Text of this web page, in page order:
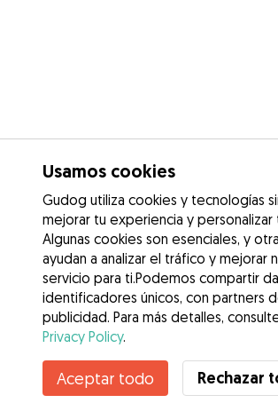
Contacta con Begoña
¿Conoces los Beneficios de
Usamos cookies
Gudog utiliza cookies y tecnologías
mejorar tu experiencia y personalizar
Algunas cookies son esenciales, y
ayudan a analizar el tráfico y mejorar
servicio para ti.Podemos compartir
identificadores únicos, con partners
publicidad. Para más detalles,
Privacy Policy.
Aceptar todo Rechazar